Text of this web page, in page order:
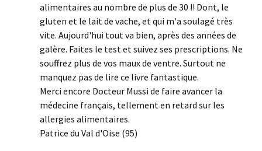
alimentaires au nombre de plus de 30 !! Dont, le
gluten et le lait de vache, et qui m'a soulagé très
vite. Aujourd'hui tout va bien, après des années de
galère. Faites le test et suivez ses prescriptions. Ne
souffrez plus de vos maux de ventre. Surtout ne
manquez pas de lire ce livre fantastique.
Merci encore Docteur Mussi de faire avancer la
médecine français, tellement en retard sur les
allergies alimentaires.
Patrice du Val d'Oise (95)